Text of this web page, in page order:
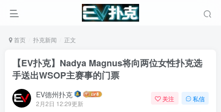
首页 扑克新闻 正文
【EV扑克】Nadya Magnus将向两位女性扑克选
手送出WSOP主赛事的门票
EV德州扑克
2月2日 12:29更新
关注 私信